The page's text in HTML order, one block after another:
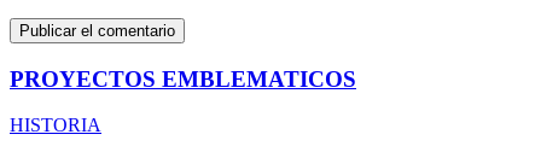
PROYECTOS EMBLEMATICOS
HISTORIA